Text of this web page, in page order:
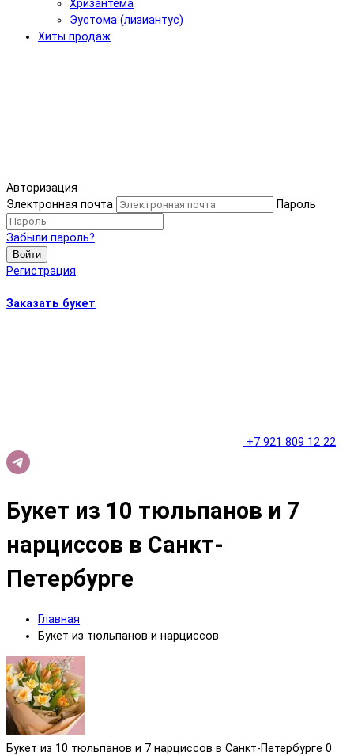
Хризантема
Эустома (лизиантус)
Хиты продаж
Авторизация
Электронная почта
Пароль
Забыли пароль?
Войти
Регистрация
Заказать букет
+7 921 809 12 22
Букет из 10 тюльпанов и 7
нарциссов в Санкт-
Петербурге
Главная
Букет из тюльпанов и нарциссов
Букет из 10 тюльпанов и 7 нарциссов в Санкт-Петербурге 0